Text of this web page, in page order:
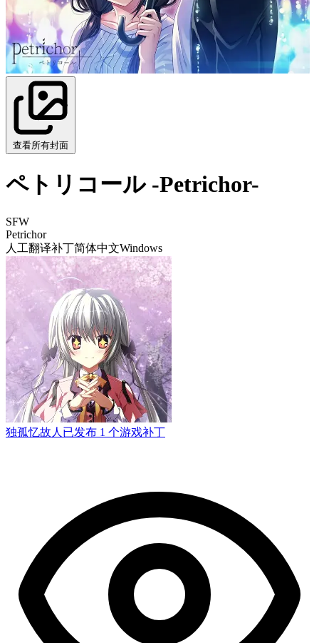
查看所有封面
ペトリコール -Petrichor-
SFW
Petrichor
人工翻译补丁简体中文Windows
独孤忆故人 已发布 1 个游戏补丁